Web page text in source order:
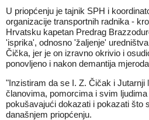
U priopćenju je tajnik SPH i
organizacije transportnih radnika -
Hrvatsku kapetan Predrag
'isprika', odnosno 'žaljenje'
Čička, jer je on izravno okrivio i
ponovljeno i nakon demantija
"Inzistiram da se I. Z. Čičak i Jutarnji
članovima, pomorcima i svim
pokušavajući dokazati i pokazati što
današnjem priopćenju.